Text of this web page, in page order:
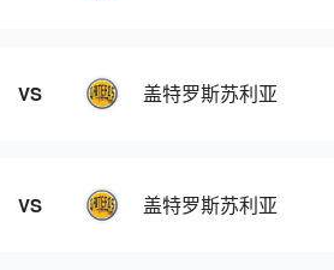
VS 盖特罗斯苏利亚
VS 盖特罗斯苏利亚